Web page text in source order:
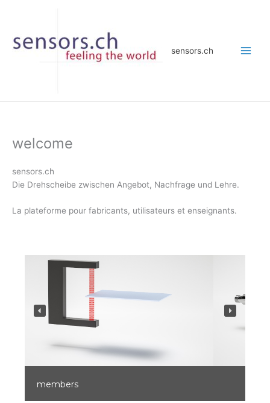
sensors.ch
welcome
sensors.ch
Die Drehscheibe zwischen Angebot, Nachfrage und Lehre.
La plateforme pour fabricants, utilisateurs et enseignants.
members